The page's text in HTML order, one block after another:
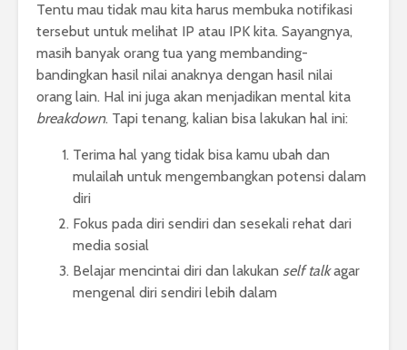
Tentu mau tidak mau kita harus membuka notifikasi
tersebut untuk melihat IP atau IPK kita. Sayangnya,
masih banyak orang tua yang membanding-
bandingkan hasil nilai anaknya dengan hasil nilai
orang lain. Hal ini juga akan menjadikan mental kita
breakdown. Tapi tenang, kalian bisa lakukan hal ini:
Terima hal yang tidak bisa kamu ubah dan
mulailah untuk mengembangkan potensi dalam
diri
Fokus pada diri sendiri dan sesekali rehat dari
media sosial
Belajar mencintai diri dan lakukan self talkagar
mengenal diri sendiri lebih dalam